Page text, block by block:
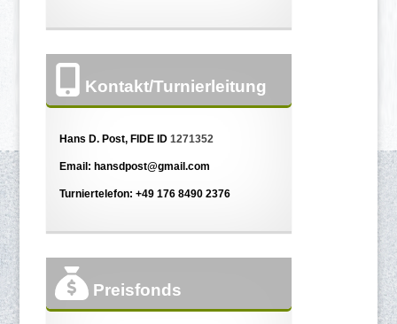
Kontakt/Turnierleitung
Hans D. Post, FIDE ID1271352
Email: hansdpost@gmail.com
Turniertelefon: +49 176 8490 2376
Preisfonds